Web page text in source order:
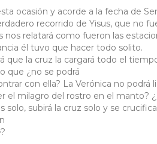
ocasión y acorde a la fecha de
recorrido de Yisus, que no
nos relatará como fueron las
él tuvo que hacer todo solito.
que la cruz la cargará todo el
que ¿no se podrá
con ella? La Verónica no
el milagro del rostro en el manto?
solo, subirá la cruz solo y se